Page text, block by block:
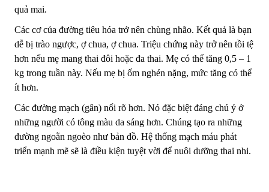
quả mai.
Các cơ của đường tiêu hóa trở nên chùng nhão. Kết quả là bạn
dễ bị trào ngược, ợ chua, ợ chua. Triệu chứng này trở nên tồi tệ
hơn nếu mẹ mang thai đôi hoặc đa thai. Mẹ có thể tăng 0,5 – 1
kg trong tuần này. Nếu mẹ bị ốm nghén nặng, mức tăng có thể
ít hơn.
Các đường mạch (gân) nổi rõ hơn. Nó đặc biệt đáng chú ý ở
những người có tông màu da sáng hơn. Chúng tạo ra những
đường ngoằn ngoèo như bản đồ. Hệ thống mạch máu phát
triển mạnh mẽ sẽ là điều kiện tuyệt vời để nuôi dưỡng thai nhi.